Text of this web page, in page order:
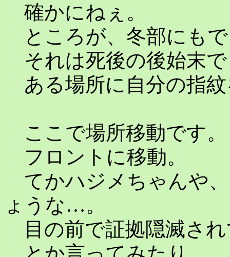
確かにねぇ。
ところが、冬部にも
それは死後の後始末
ある場所に自分の指
ここで場所移動です。
フロントに移動。
てかハジメちゃんや
ょうな…。
目の前で証拠隠滅さ